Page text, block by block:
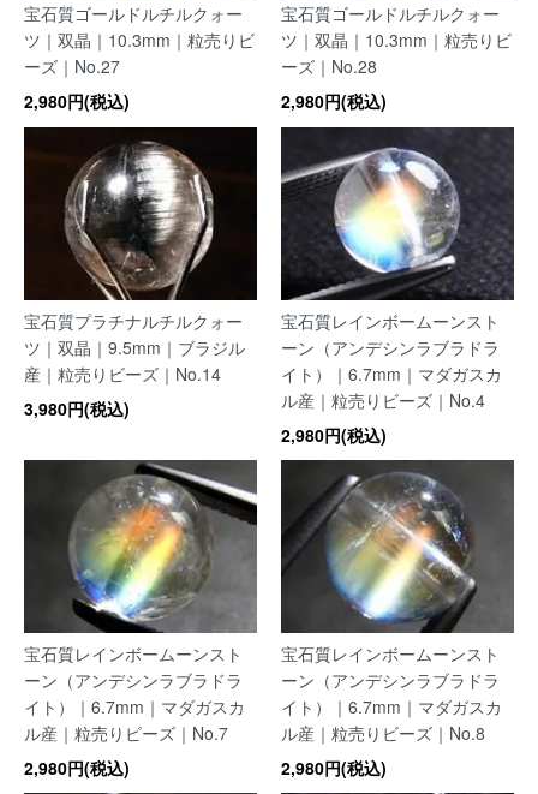
宝石質ゴールドルチルクォー
ツ｜双晶｜10.3mm｜粒売りビ
ーズ｜No.27
2,980円(税込)
宝石質ゴールドルチルクォー
ツ｜双晶｜10.3mm｜粒売りビ
ーズ｜No.28
2,980円(税込)
宝石質プラチナルチルクォー
ツ｜双晶｜9.5mm｜ブラジル
産｜粒売りビーズ｜No.14
3,980円(税込)
宝石質レインボームーンスト
ーン（アンデシンラブラドラ
イト）｜6.7mm｜マダガスカ
ル産｜粒売りビーズ｜No.4
2,980円(税込)
宝石質レインボームーンスト
ーン（アンデシンラブラドラ
イト）｜6.7mm｜マダガスカ
ル産｜粒売りビーズ｜No.7
2,980円(税込)
宝石質レインボームーンスト
ーン（アンデシンラブラドラ
イト）｜6.7mm｜マダガスカ
ル産｜粒売りビーズ｜No.8
2,980円(税込)